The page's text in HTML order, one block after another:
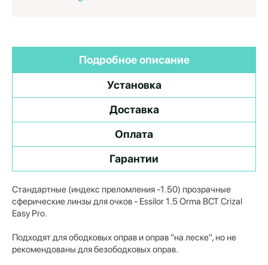
Подробное описание
Установка
Доставка
Оплата
Гарантии
Стандартные (индекс преломления -1.50) прозрачные
сферические линзы для очков- Essilor 1.5 Orma BCT Crizal
Easy Pro.
Подходят для ободковых оправ и оправ "на леске", но не
рекомендованы для безободковых оправ.